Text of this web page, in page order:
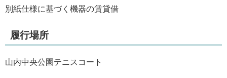
別紙仕様に基づく機器の賃貸借
履行場所
山内中央公園テニスコート